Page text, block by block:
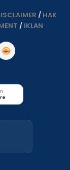
/ HAK
/ IKLAN